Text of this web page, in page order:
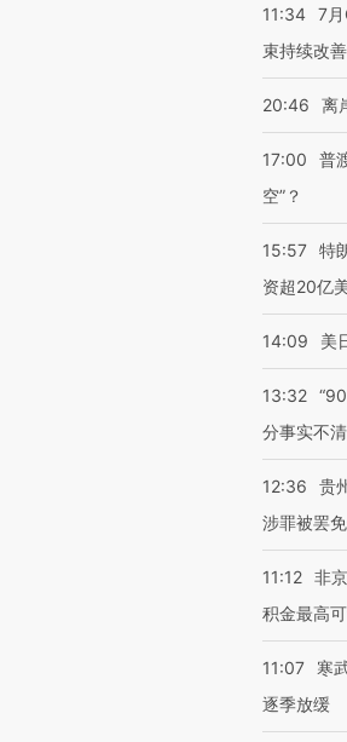
11:34 7
束持续改
20:46 离
17:00
普
空”？
15:57 特
资超20亿
14:09 美
13:32
分事实不清
12:36
贵
涉罪被罢
11:12 非
积金最高
11:07
寒
逐季放缓